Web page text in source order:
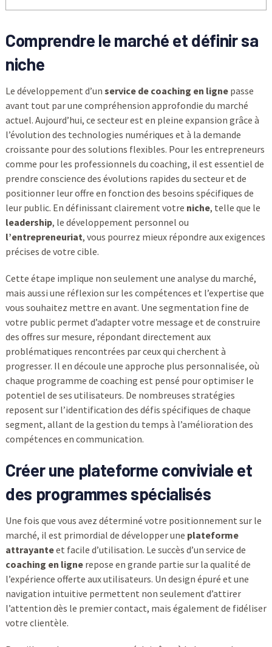
Comprendre le marché et définir sa
niche
Le développement d’un service de coaching en lignepasse
avant tout par une compréhension approfondie du marché
actuel. Aujourd’hui, ce secteur est en pleine expansion grâce à
l’évolution des technologies numériques et à la demande
croissante pour des solutions flexibles. Pour les entrepreneurs
comme pour les professionnels du coaching, il est essentiel de
prendre conscience des évolutions rapides du secteur et de
positionner leur offre en fonction des besoins spécifiques de
leur public. En définissant clairement votre niche, telle que le
leadership, le développement personnel ou
l’entrepreneuriat, vous pourrez mieux répondre aux exigences
précises de votre cible.
Cette étape implique non seulement une analyse du marché,
mais aussi une réflexion sur les compétences et l’expertise que
vous souhaitez mettre en avant. Une segmentation fine de
votre public permet d’adapter votre message et de construire
des offres sur mesure, répondant directement aux
problématiques rencontrées par ceux qui cherchent à
progresser. Il en découle une approche plus personnalisée, où
chaque programme de coaching est pensé pour optimiser le
potentiel de ses utilisateurs. De nombreuses stratégies
reposent sur l’identification des défis spécifiques de chaque
segment, allant de la gestion du temps à l’amélioration des
compétences en communication.
Créer une plateforme conviviale et
des programmes spécialisés
Une fois que vous avez déterminé votre positionnement sur le
marché, il est primordial de développer une plateforme
attrayanteet facile d’utilisation. Le succès d’un service de
coaching en lignerepose en grande partie sur la qualité de
l’expérience offerte aux utilisateurs. Un design épuré et une
navigation intuitive permettent non seulement d’attirer
l’attention dès le premier contact, mais également de fidéliser
votre clientèle.